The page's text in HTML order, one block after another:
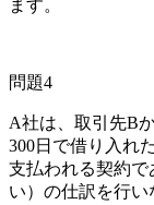
ます。
問題4
A社は、取引先B
300日で借り入れ
支払われる契約
い）の仕訳を行い